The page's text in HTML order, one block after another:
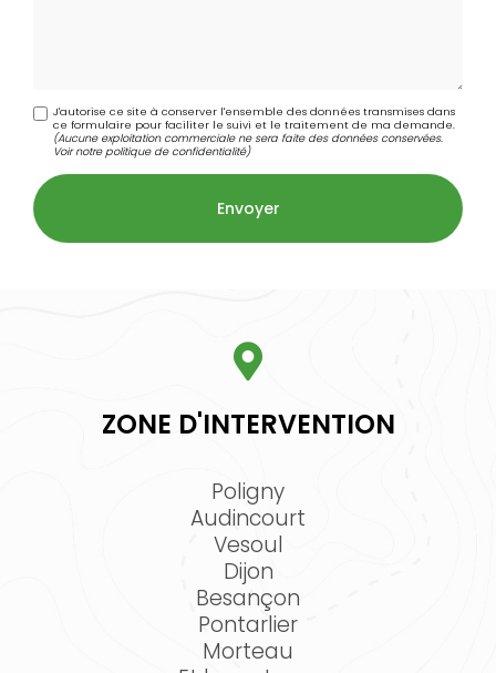
J'autorise ce site à conserver l'ensemble des données transmises dans
ce formulaire pour faciliter le suivi et le traitement de ma demande.
(Aucune exploitation commerciale ne sera faite des données conservées.
Voir notrepolitique de confidentialité)
ZONE D'INTERVENTION
Poligny
Audincourt
Vesoul
Dijon
Besançon
Pontarlier
Morteau